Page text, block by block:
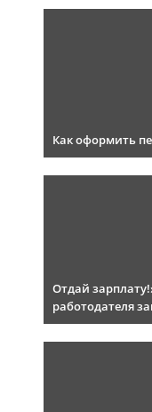
Как оформить
Отдай
работодателя